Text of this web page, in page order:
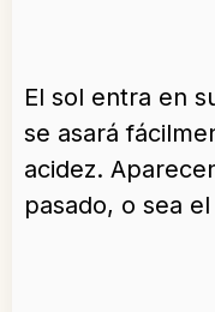
El sol entra en
se asará
acidez.
pasado, o sea